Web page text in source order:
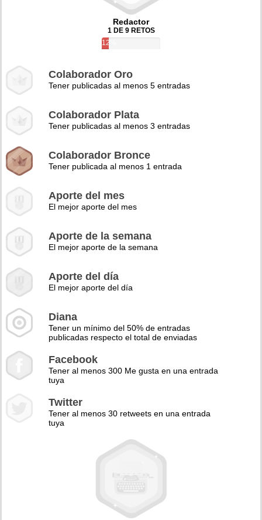
Redactor
1 DE 9 RETOS
12%
Colaborador Oro
Tener publicadas al menos 5 entradas
Colaborador Plata
Tener publicadas al menos 3 entradas
Colaborador Bronce
Tener publicada al menos 1 entrada
Aporte del mes
El mejor aporte del mes
Aporte de la semana
El mejor aporte de la semana
Aporte del día
El mejor aporte del día
Diana
Tener un mínimo del 50% de entradas
publicadas respecto el total de enviadas
Facebook
Tener al menos 300 Me gusta en una entrada
tuya
Twitter
Tener al menos 30 retweets en una entrada
tuya